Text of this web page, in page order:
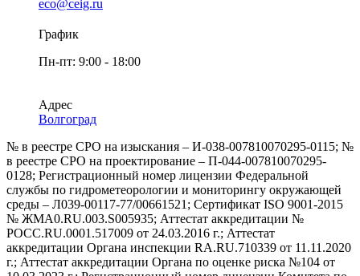
eco@ceig.ru
График
Пн-пт: 9:00 - 18:00
Адрес
Волгоград
№ в реестре СРО на изыскания – И-038-007810070295-0115; №
в реестре СРО на проектирование – П-044-007810070295-
0128; Регистрационный номер лицензии Федеральной
службы по гидрометеорологии и мониторингу окружающей
среды – Л039-00117-77/00661521; Сертификат ISO 9001-2015
№ ЖМА0.RU.003.S005935; Аттестат аккредитации №
РОСС.RU.0001.517009 от 24.03.2016 г.; Аттестат
аккредитации Органа инспекции RA.RU.710339 от 11.11.2020
г.; Аттестат аккредитации Органа по оценке риска №104 от